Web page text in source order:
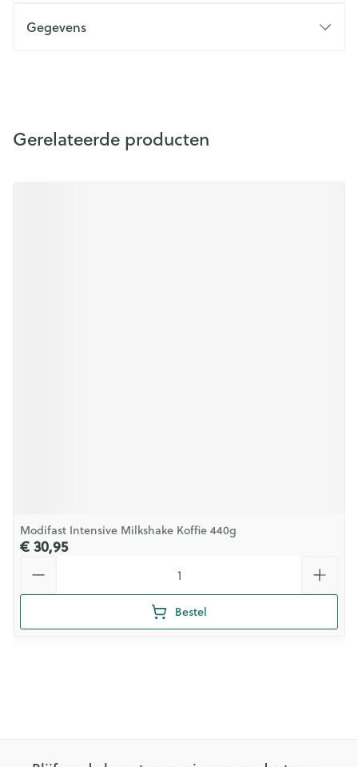
Gegevens
Gerelateerde producten
Modifast Intensive Milkshake Koffie 440g
€ 30,95
Bestel